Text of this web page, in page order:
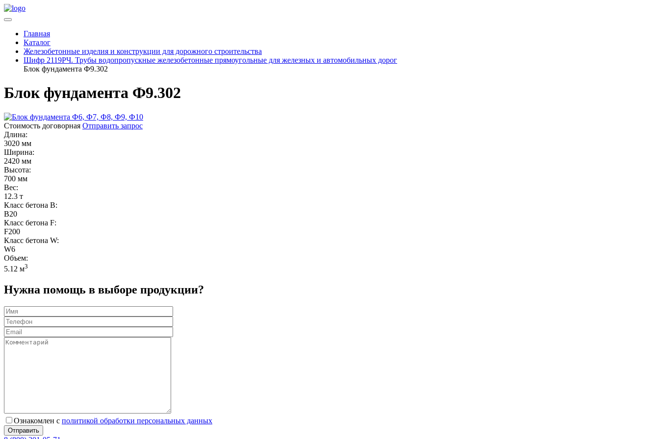
Главная
Каталог
Железобетонные изделия и конструкции для дорожного строительства
Шифр 2119РЧ. Трубы водопропускные железобетонные прямоугольные для железных и автомобильных дорог
Блок фундамента Ф9.302
Блок фундамента Ф9.302
Стоимость договорная Отправить запрос
Длина:
3020 мм
Ширина:
2420 мм
Высота:
700 мм
Вес:
12.3 т
Класс бетона B:
B20
Класс бетона F:
F200
Класс бетона W:
W6
Объем:
5.12 м3
Нужна помощь в выборе продукции?
Ознакомлен с политикой обработки персональных данных